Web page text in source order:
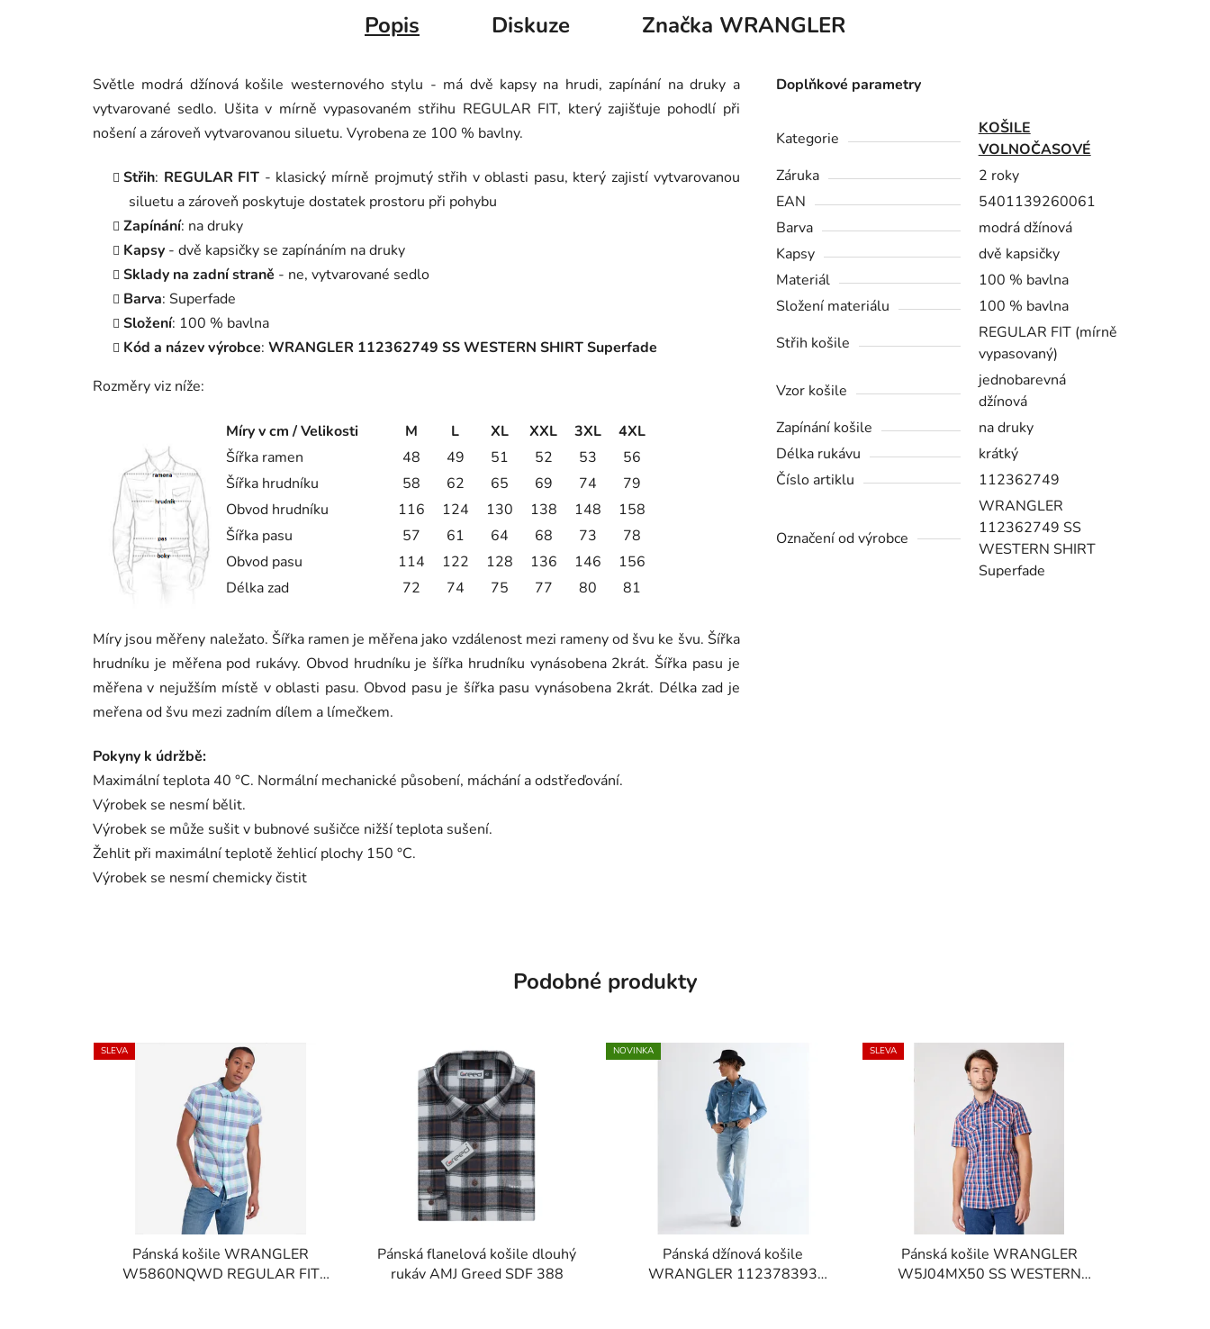
Popis Diskuze Značka WRANGLER
Světle modrá džínová košile westernového stylu - má dvě kapsy na hrudi, zapínání na druky a
vytvarované sedlo. Ušita v mírně vypasovaném střihu REGULAR FIT, který zajišťuje pohodlí při
nošení a zároveň vytvarovanou siluetu. Vyrobena ze 100 % bavlny.
Střih: REGULAR FIT - klasický mírně projmutý střih v oblasti pasu, který zajistí vytvarovanou
siluetu a zároveň poskytuje dostatek prostoru při pohybu
Zapínání: na druky
Kapsy - dvě kapsičky se zapínáním na druky
Sklady na zadní straně - ne, vytvarované sedlo
Barva: Superfade
Složení: 100 % bavlna
Kód a název výrobce: WRANGLER 112362749 SS WESTERN SHIRT Superfade
Rozměry viz níže:
Míry v cm / Velikosti M L XL XXL 3XL
4XL
Šířka ramen
48 49 51 52 53
56
Šířka hrudníku
58 62 65 69 74
79
Obvod hrudníku
116 124 130 138 148
158
Šířka pasu
57 61 64 68 73
78
Obvod pasu
114 122 128 136 146
156
Délka zad
72 74 75 77 80 81
Míry jsou měřeny naležato. Šířka ramen je měřena jako vzdálenost mezi rameny od švu ke švu. Šířka
hrudníku je měřena pod rukávy. Obvod hrudníku je šířka hrudníku vynásobena 2krát. Šířka pasu je
měřena v nejužším místě v oblasti pasu. Obvod pasu je šířka pasu vynásobena 2krát. Délka zad je
meřena od švu mezi zadním dílem a límečkem.
Pokyny k údržbě:
Maximální teplota 40 °C. Normální mechanické působení, máchání a odstřeďování.
Výrobek se nesmí bělit.
Výrobek se může sušit v bubnové sušičce nižší teplota sušení.
Žehlit při maximální teplotě žehlicí plochy 150 °C.
Výrobek se nesmí chemicky čistit
Doplňkové parametry
Kategorie
KOŠILE
VOLNOČASOVÉ
Záruka
2 roky
EAN
5401139260061
Barva
modrá džínová
Kapsy
dvě kapsičky
Materiál
100 % bavlna
Složení materiálu
100 % bavlna
Střih košile
REGULAR FIT (mírně
vypasovaný)
Vzor košile
jednobarevná
džínová
Zapínání košile
na druky
Délka rukávu
krátký
Číslo artiklu
112362749
Označení od výrobce
WRANGLER
112362749 SS
WESTERN SHIRT
Superfade
Podobné produkty
SLEVA
Pánská košile WRANGLER
W5860NQWD REGULAR FIT
Pánská flanelová košile dlouhý
rukáv AMJ Greed SDF 388
NOVINKA
Pánská džínová košile
WRANGLER 112378393
SLEVA
Pánská košile WRANGLER
W5J04MX50 SS WESTERN